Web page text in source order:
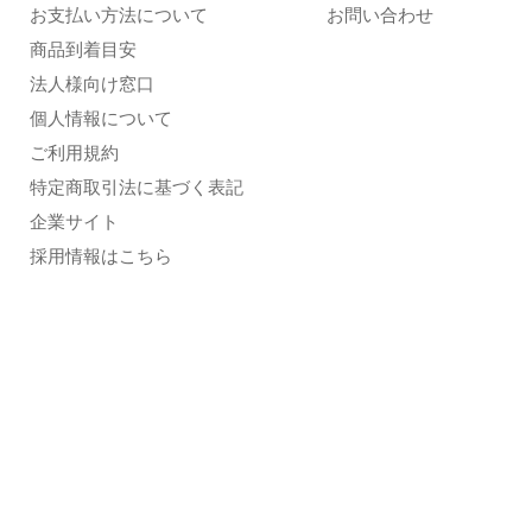
お支払い方法について
商品到着目安
法人様向け窓口
個人情報について
ご利用規約
特定商取引法に基づく表記
企業サイト
採用情報はこちら
お問い合わせ